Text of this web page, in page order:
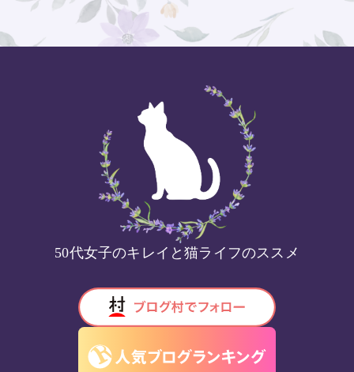
50代女子のキレイと猫ライフのススメ